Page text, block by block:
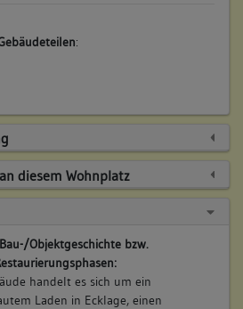
:
diesem Wohnplatz
Objektgeschichte bzw.
handelt es sich um ein
Laden in Ecklage, einen